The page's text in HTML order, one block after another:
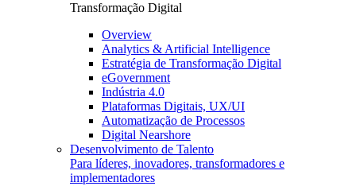
Transformação Digital
Overview
Analytics & Artificial Intelligence
Estratégia de Transformação Digital
eGovernment
Indústria 4.0
Plataformas Digitais, UX/UI
Automatização de Processos
Digital Nearshore
Desenvolvimento de Talento
Para líderes, inovadores, transformadores e
implementadores